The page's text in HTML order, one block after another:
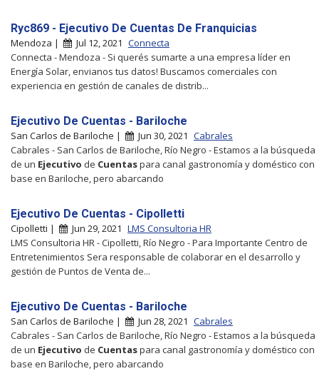
Ryc869 - Ejecutivo De Cuentas De Franquicias
Mendoza | Jul 12, 2021 Connecta
Connecta - Mendoza - Si querés sumarte a una empresa líder en
Energía Solar, envianos tus datos! Buscamos comerciales con
experiencia en gestión de canales de distrib...
Ejecutivo De Cuentas - Bariloche
San Carlos de Bariloche | Jun 30, 2021 Cabrales
Cabrales - San Carlos de Bariloche, Río Negro - Estamos a la búsqueda
de un Ejecutivo de Cuentaspara canal gastronomía y doméstico con
base en Bariloche, pero abarcando
Ejecutivo De Cuentas - Cipolletti
Cipolletti | Jun 29, 2021 LMS Consultoria HR
LMS Consultoria HR - Cipolletti, Río Negro - Para Importante Centro de
Entretenimientos Sera responsable de colaborar en el desarrollo y
gestión de Puntos de Venta de...
Ejecutivo De Cuentas - Bariloche
San Carlos de Bariloche | Jun 28, 2021 Cabrales
Cabrales - San Carlos de Bariloche, Río Negro - Estamos a la búsqueda
de un Ejecutivo de Cuentaspara canal gastronomía y doméstico con
base en Bariloche, pero abarcando